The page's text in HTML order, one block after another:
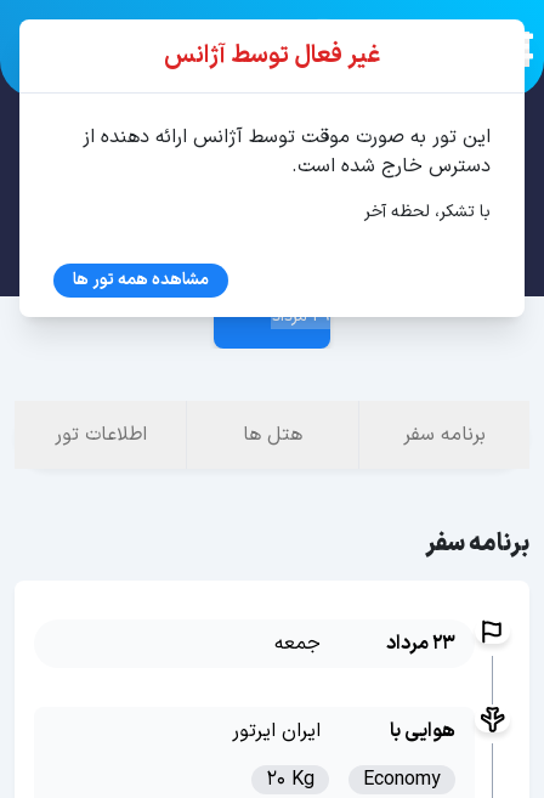
تور تفلیس، باتومی 6 شب مرداد
29 مرداد
برنامه سفر هتل ها اطلاعات تور
برنامه سفر
23 مرداد جمعه
هوایی با
ایران ایرتور
Economy
20 Kg
غیر فعال توسط آژانس
این تور به صورت موقت توسط آژانس ارائه دهنده از
دسترس خارج شده است.
با تشکر، لحظه آخر
مشاهده همه تور ها